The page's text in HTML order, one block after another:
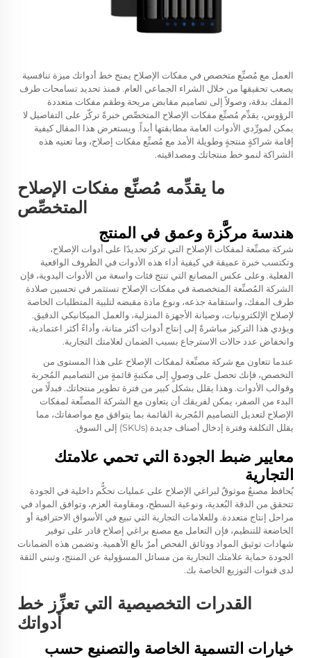
العمل مع مُصنِّع متخصص في مفكات الإصلاح يمنح خط أدواتك ميزة تنافسية
يصعب تحقيقها من خلال الشراء الجماعي العام. فمنذ تحديد تسامحات طرف
المفك بدقة، وصولاً إلى تصاميم مقابض مريحة وطقم مفكات متعددة
الرؤوس، يقدِّم مُصنِّع مفكات الإصلاح المتخصِّص خبرةً تركّز على التفاصيل لا
يمكن لمورِّدي الأدوات العامة مطابقتها أبداً. ويستعرض هذا المقال كيفية
إقامة شراكةٍ منتجةٍ وطويلة الأمد مع مُصنِّع مفكات إصلاح، وما تعنيه هذه
الشراكة لنمو خط منتجاتك ومصداقيته.
ما يقدِّمه مُصنِّع مفكات الإصلاح
المتخصِّص
هندسة مركَّزة وعمق في المنتج
شركة مصنِّعة لمفكات الإصلاح التي تركز تحديدًا على أدوات الإصلاح،
وتكتسب خبرة عميقة في كيفية أداء هذه الأدوات في الظروف الواقعية
الفعلية. وعلى عكس المصانع التي تنتج فئات واسعة من الأدوات اليدوية، فإن
الشركة المُصنِّعة المتخصصة في مفكات الإصلاح تستثمر في تحسين صلادة
طرف المفك، واستقامة جذعه، ونوع مادة مقبضه لتلبية المتطلبات الخاصة
لإصلاح الإلكترونيات، وصيانة الأجهزة المنزلية، والعمل الميكانيكي الدقيق.
ويؤدي هذا التركيز مباشرةً إلى إنتاج أدوات أكثر متانة، وأداءً أكثر اعتمادية،
وانخفاض عدد حالات الاسترجاع بسبب الضمان لعلامتك التجارية.
عندما تتعاون مع شركة مصنِّعة لمفكات الإصلاح على هذا المستوى من
التخصص، فإنك تحصل على وصولٍ إلى مكتبةٍ قائمةٍ من التصاميم المُجربة
وقوالب الأدوات. وهذا يقلل بشكل كبير من فترة تطوير منتجاتك. فبدلًا من
البدء من الصفر، يمكن لفريقك أن يتعاون مع الشركة المصنِّعة لمفكات
الإصلاح لتعديل التصاميم المُجربة القائمة بما يتوافق مع مواصفاتك، مما
يقلل التكلفة وفترة إدخال أصناف جديدة (SKUs) إلى السوق.
معايير ضبط الجودة التي تحمي علامتك
التجارية
يُحافظ مصنعٌ موثوقٌ لبراغي الإصلاح على عمليات تحكُّم داخلية في الجودة
تتحقق من الدقة البُعدية، ونوعية السطح، ومقاومة العزم، وتوافق المواد في
مراحل إنتاج متعددة. وللعلامات التجارية التي تبيع في الأسواق الاحترافية أو
الخاضعة للتنظيم، فإن التعامل مع مصنع براغي إصلاح قادر على توفير
شهادات توثيق المواد ووثائق الفحص أمرٌ بالغ الأهمية. وتضمن هذه الضمانات
الجودة حماية علامتك التجارية من مسائل المسؤولية عن المنتج، وتبني الثقة
لدى قنوات التوزيع الخاصة بك.
القدرات التخصيصية التي تعزِّز خط
أدواتك
خيارات التسمية الخاصة والتصنيع حسب